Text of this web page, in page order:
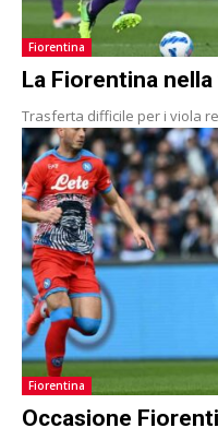
Fiorentina
La Fiorentina
Trasferta difficile per i viola
Fiorentina
Occasione